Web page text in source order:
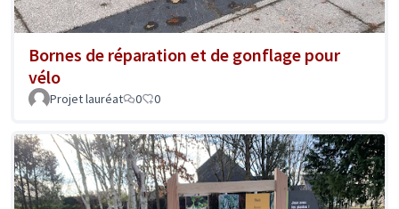
Bornes de réparation et de gonflage pour
vélo
Projet lauréat 0 0